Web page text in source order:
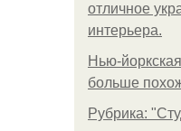
отличное
интерьера.
Нью-
больше
Рубрика: